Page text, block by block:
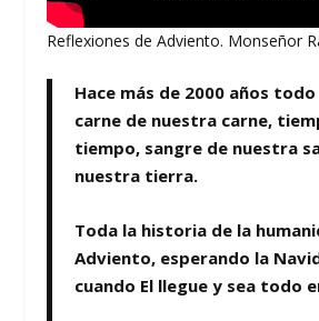
Reflexiones de Adviento. Monseñor
Hace más de 2000 años
carne de nuestra carne,
tiempo, sangre de nuestra
nuestra tierra.
Toda la historia de la
Adviento, esperando la
cuando El llegue y sea todo